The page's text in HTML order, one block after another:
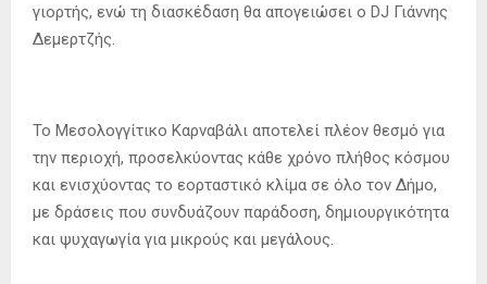
γιορτής, ενώ τη διασκέδαση θα απογειώσει ο DJ Γιάννης
Δεμερτζής.
Το Μεσολογγίτικο Καρναβάλι αποτελεί πλέον θεσμό για
την περιοχή, προσελκύοντας κάθε χρόνο πλήθος κόσμου
και ενισχύοντας το εορταστικό κλίμα σε όλο τον Δήμο,
με δράσεις που συνδυάζουν παράδοση, δημιουργικότητα
και ψυχαγωγία για μικρούς και μεγάλους.